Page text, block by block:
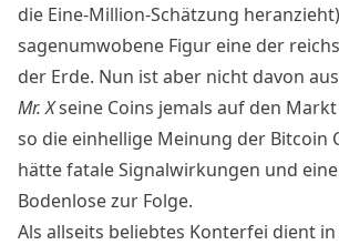
die Eine-Million-Schätzung
sagenumwobene Figur eine der
der Erde. Nun ist aber nicht davon
Mr. Xseine Coins jemals auf den
so die einhellige Meinung der Bitcoin
hätte fatale Signalwirkungen und
Bodenlose zur Folge.
Als allseits beliebtes Konterfei dient in